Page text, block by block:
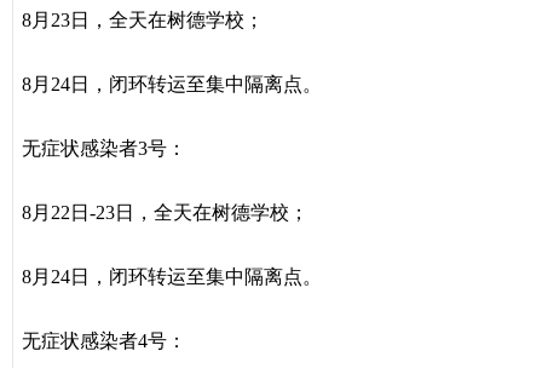
8月23日，全天在树德学校；
8月24日，闭环转运至集中隔离点。
无症状感染者3号：
8月22日-23日，全天在树德学校；
8月24日，闭环转运至集中隔离点。
无症状感染者4号：